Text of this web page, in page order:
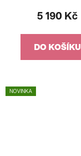
5 190 Kč
DO KOŠÍKU
NOVINKA